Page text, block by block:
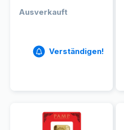
Ausverkauft
Verständigen!